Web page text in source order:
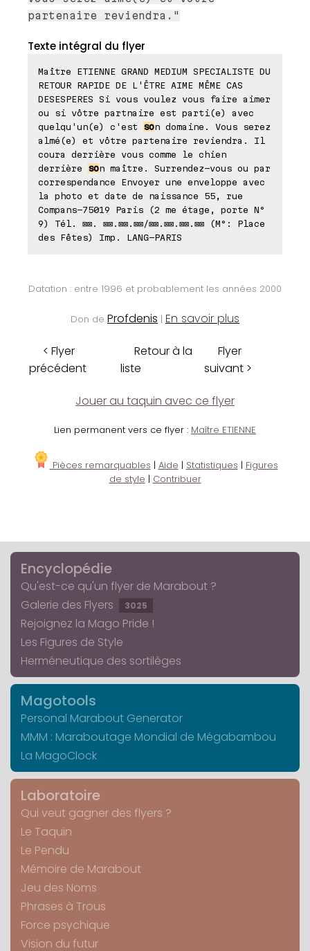
partenaire reviendra."
Texte intégral du flyer
Maître ETIENNE GRAND MEDIUM SPECIALISTE DU
RETOUR RAPIDE DE L'ÊTRE AIME MÊME CAS
DESESPERES Si vous voulez vous faire aimer
ou si vôtre partnaire est parti(e) avec
quelqu'un(e) c'est son domaine. Vous serez
almé(e) et vôtre partenaire reviendra. Il
coura derrière vous comme le chien
derrière son maître. Surrendez-vous ou par
correspendance Envoyer une enveloppe avec
la photo et date de naissance 55, rue
Compans-75019 Paris (2 me étage, porte N°
9) Tél. ⊠⊠. ⊠⊠.⊠⊠.⊠⊠/⊠⊠.⊠⊠.⊠⊠.⊠⊠ (M°: Place
des Fêtes) Imp. LANG-PARIS
Datation : entre 1996 et probablement les années 2000
Don de Profdenis | En savoir plus
< Flyer
précédent
Retour à la
liste
Flyer
suivant >
Jouer au taquin avec ce flyer
Lien permanent vers ce flyer : Maître ETIENNE
Pièces remarquables | Aide | Statistiques | Figures
de style | Contribuer
Encyclopédie
Qu'est-ce qu'un flyer de Marabout ?
Galerie des Flyers
3025
Rejoignez la Mago Pride !
Les Figures de Style
Herméneutique des sortilèges
Magotools
Personal Marabout Generator
MMM : Maraboutage Mondial de Mégabambou
La MagoClock
Laboratoire
Qui veut gagner des flyers ?
Le Taquin
Le Pendu
Mémoire de Marabout
Jeu des Noms
Phrases à Trous
Force psychique
Vision du futur